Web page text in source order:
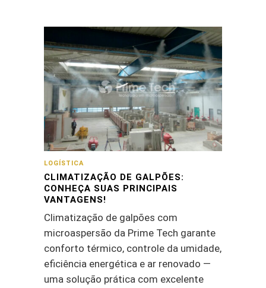
LOGÍSTICA
CLIMATIZAÇÃO DE GALPÕES:
CONHEÇA SUAS PRINCIPAIS
VANTAGENS!
Climatização de galpões com
microaspersão da Prime Tech garante
conforto térmico, controle da umidade,
eficiência energética e ar renovado —
uma solução prática com excelente